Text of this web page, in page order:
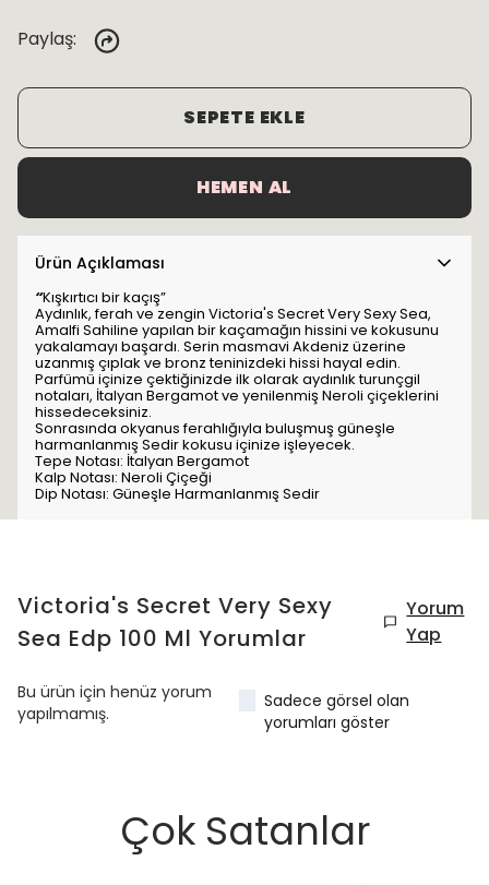
Paylaş:
SEPETE EKLE
HEMEN AL
Ürün Açıklaması
“Kışkırtıcı bir kaçış”
Aydınlık, ferah ve zengin Victoria's Secret Very Sexy Sea,
Amalfi Sahiline yapılan bir kaçamağın hissini ve kokusunu
yakalamayı başardı. Serin masmavi Akdeniz üzerine
uzanmış çıplak ve bronz teninizdeki hissi hayal edin.
Parfümü içinize çektiğinizde ilk olarak aydınlık turunçgil
notaları, İtalyan Bergamot ve yenilenmiş Neroli çiçeklerini
hissedeceksiniz.
Sonrasında okyanus ferahlığıyla buluşmuş güneşle
harmanlanmış Sedir kokusu içinize işleyecek.
Tepe Notası: İtalyan Bergamot
Kalp Notası: Neroli Çiçeği
Dip Notası: Güneşle Harmanlanmış Sedir
Victoria's Secret Very Sexy
Sea Edp 100 Ml Yorumlar
Yorum
Yap
Bu ürün için henüz yorum
yapılmamış.
Sadece görsel olan
yorumları göster
Çok Satanlar